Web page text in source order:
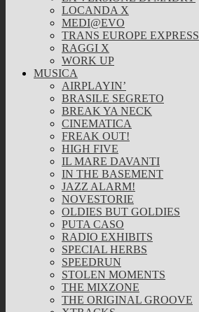
LOCANDA X
MEDI@EVO
TRANS EUROPE EXPRESS
RAGGI X
WORK UP
MUSICA
AIRPLAYIN’
BRASILE SEGRETO
BREAK YA NECK
CINEMATICA
FREAK OUT!
HIGH FIVE
IL MARE DAVANTI
IN THE BASEMENT
JAZZ ALARM!
NOVESTORIE
OLDIES BUT GOLDIES
PUTA CASO
RADIO EXHIBITS
SPECIAL HERBS
SPEEDRUN
STOLEN MOMENTS
THE MIXZONE
THE ORIGINAL GROOVE